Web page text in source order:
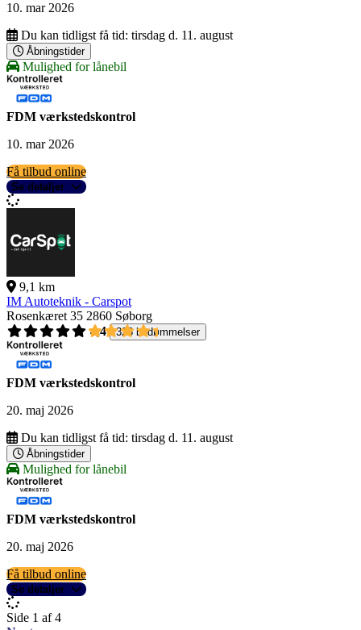
10. mar 2026
Du kan tidligst få tid: tirsdag d. 11. august
Åbningstider
Mulighed for lånebil
FDM værkstedskontrol
10. mar 2026
Få tilbud online
Se detaljer
9,1 km
IM Autoteknik - Carspot
Rosenkæret 35 2860 Søborg
4,4
326 bedømmelser
FDM værkstedskontrol
20. maj 2026
Du kan tidligst få tid: tirsdag d. 11. august
Åbningstider
Mulighed for lånebil
FDM værkstedskontrol
20. maj 2026
Få tilbud online
Se detaljer
Side 1 af 4